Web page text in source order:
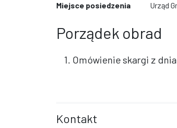
Miejsce posiedzenia
Urząd
Porządek obrad
1. Omówienie skargi z
Kontakt